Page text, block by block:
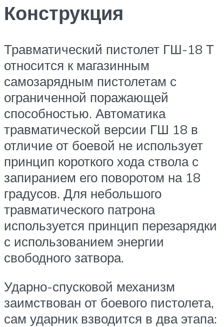
Конструкция
Травматический пистолет ГШ-18 Т
относится к магазинным
самозарядным пистолетам с
ограниченной поражающей
способностью. Автоматика
травматической версии ГШ 18 в
отличие от боевой не использует
принцип короткого хода ствола с
запиранием его поворотом на 18
градусов. Для небольшого
травматического патрона
используется принцип перезарядки
с использованием энергии
свободного затвора.
Ударно-спусковой механизм
заимствован от боевого пистолета,
сам ударник взводится в два этапа: